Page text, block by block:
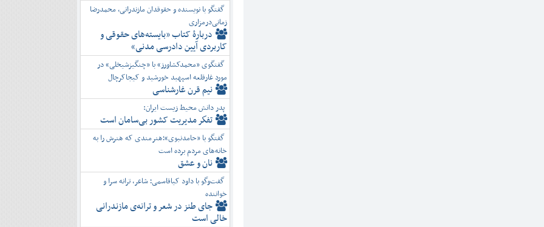
گفتگو با نویسنده و حقوقدان مازندرانی، محمدرضا
زمانی‌درمزاری
دربارۀ کتاب ”بایسته‌های حقوقی و
کاربردی آیین دادرسی مدنی»
گفتگوی «محمدکشاورز» با «چنگیزشیخلی» در
مورد غارقلعه اسپهبد خورشید و کیجاکرچال
نیم قرن غارشناسی
پدر دانش محیط زیست ایران:
تفكر مديريت کشور بی‌سامان است
گفتگو با «حامدنبوی»؛هنرمندی که هنرش را به
خانه‌های مردم برده است
نان و عشق
گفت‌وگو با داود کیاقاسمی؛ شاعر، ترانه سرا و
خواننده
جای طنز در شعر و ترانه‌ی مازندرانی
خالی است